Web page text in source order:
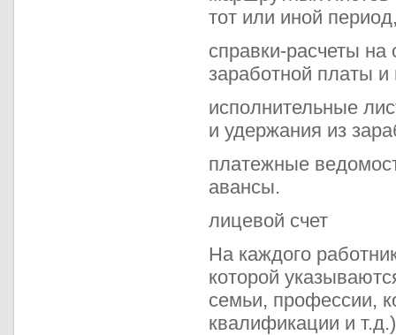
тот или иной
справки-расчеты
заработной платы и
исполнительные
и удержания из
платежные
авансы.
лицевой счет
На каждого
которой
семьи, профессии,
квалификации и